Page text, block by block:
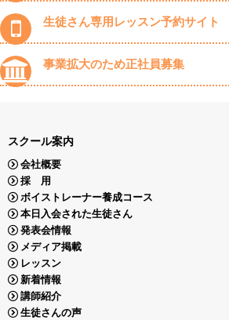
生徒さん専用レッスン予約サイト
事業拡大のため正社員募集
スクール案内
会社概要
採 用
ボイストレーナー養成コース
本日入会された生徒さん
発表会情報
メディア掲載
レッスン
新着情報
講師紹介
生徒さんの声